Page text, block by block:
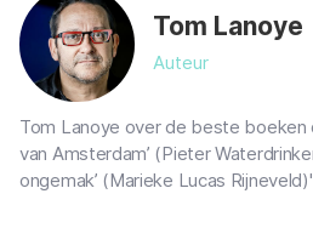
Tom Lanoye
Auteur
Tom Lanoye over de beste boeken
van Amsterdam’ (Pieter
ongemak’ (Marieke Lucas